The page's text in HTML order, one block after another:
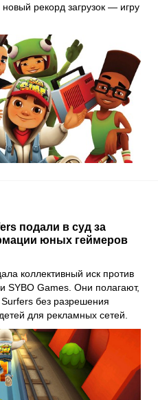
рекорд загрузок — игру
подали в суд за
юных геймеров
коллективный иск против
SYBO Games. Они полагают,
без разрешения
для рекламных сетей.